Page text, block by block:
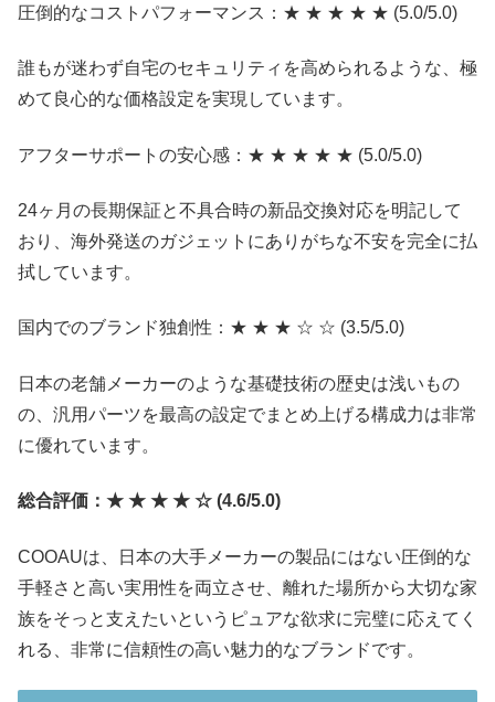
圧倒的なコストパフォーマンス：★ ★ ★ ★ ★ (5.0/5.0)
誰もが迷わず自宅のセキュリティを高められるような、極
めて良心的な価格設定を実現しています。
アフターサポートの安心感：★ ★ ★ ★ ★ (5.0/5.0)
24ヶ月の長期保証と不具合時の新品交換対応を明記して
おり、海外発送のガジェットにありがちな不安を完全に払
拭しています。
国内でのブランド独創性：★ ★ ★ ☆ ☆ (3.5/5.0)
日本の老舗メーカーのような基礎技術の歴史は浅いもの
の、汎用パーツを最高の設定でまとめ上げる構成力は非常
に優れています。
総合評価：★ ★ ★ ★ ☆ (4.6/5.0)
COOAUは、日本の大手メーカーの製品にはない圧倒的な
手軽さと高い実用性を両立させ、離れた場所から大切な家
族をそっと支えたいというピュアな欲求に完璧に応えてく
れる、非常に信頼性の高い魅力的なブランドです。